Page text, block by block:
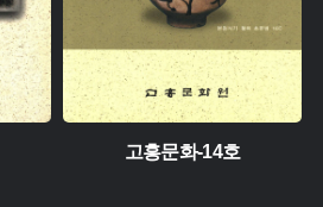
고흥문화-14호